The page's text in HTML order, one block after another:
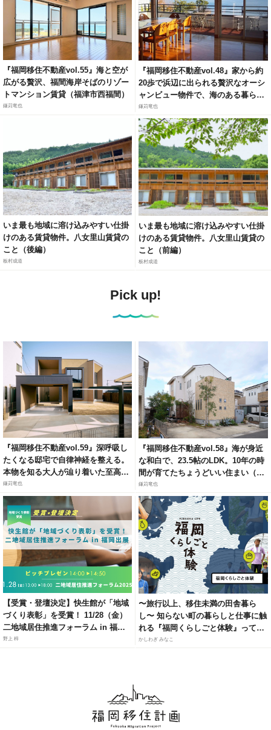
『福岡移住不動産vol.55』海と空が
広がる贅沢、福間海岸そばのリゾー
トマンション賃貸（福津市西福間）
鎌苅竜也
『福岡移住不動産vol.48』家から約
20歩で浜辺に出られる贅沢なオーシ
ャンビュー物件で、海のある暮らし
を体験 (糸島市志摩久家) ※期間限
定・短期賃貸
鎌苅竜也
いま最も地域に溶け込みやすい仕掛
けのある賃貸物件。八女里山賃貸の
こと（後編）
板村成道
いま最も地域に溶け込みやすい仕掛
けのある賃貸物件。八女里山賃貸の
こと（前編）
板村成道
Pick up!
『福岡移住不動産vol.59』深呼吸し
たくなる邸宅で自律神経を整える。
本物を知る大人が辿り着いた至高の
リトリート（福岡市城南区梅林）
鎌苅竜也
『福岡移住不動産vol.58』海が身近
な和白で、23.5帖のLDK。10年の時
間が育てたちょうどいい住まい（福
岡市東区和白6）
鎌苅竜也
【受賞・登壇決定】快生館が「地域
づくり表彰」を受賞！ 11/28（金）
二地域居住推進フォーラム in 福岡
にて、官民連携モデルによる「居・
野上 梓
〜旅行以上、移住未満の田舎暮ら
し〜 知らない町の暮らしと仕事に触
れる『福岡くらしごと体験』って知
ってる？
かしわぎ みなこ